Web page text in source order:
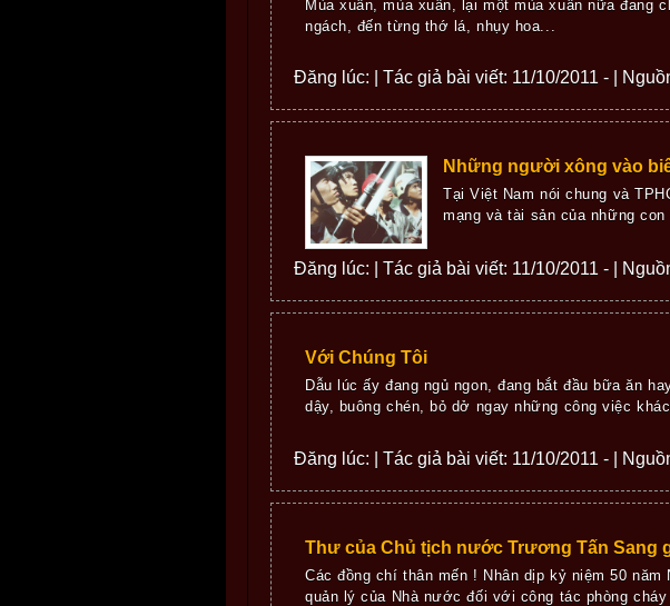
Mùa xuân, mùa xuân, lại một mùa xuân nữa đang
ngách, đến từng thớ lá, nhụy hoa...
Đăng lúc: | Tác giả bài viết: 11/10/2011 - |
Những người xông vào
Tại Việt Nam nói chung và
mạng và tài sản của những
Đăng lúc: | Tác giả bài viết: 11/10/2011 - |
Với Chúng Tôi
Dẫu lúc ấy đang ngủ ngon, đang bắt đầu bữa ăn
dậy, buông chén, bỏ dở ngay những công việc
Đăng lúc: | Tác giả bài viết: 11/10/2011 - |
Thư của Chủ tịch nước Trương Tấn
Các đồng chí thân mến ! Nhân dịp kỷ niệm 50
quản lý của Nhà nước đối với công tác phòng